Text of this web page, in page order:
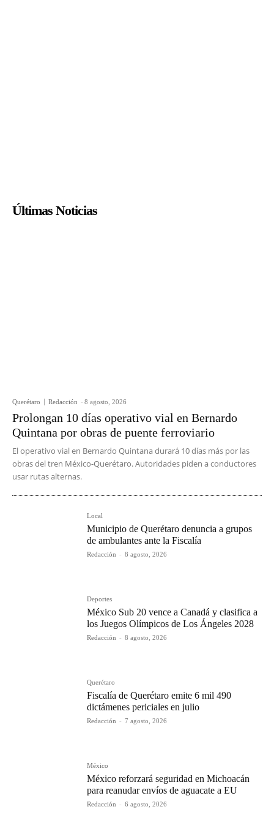
Últimas Noticias
Querétaro Redacción - 8 agosto, 2026
Prolongan 10 días operativo vial en Bernardo
Quintana por obras de puente ferroviario
El operativo vial en Bernardo Quintana durará 10 días más por las
obras del tren México-Querétaro. Autoridades piden a conductores
usar rutas alternas.
Local
Municipio de Querétaro denuncia a grupos
de ambulantes ante la Fiscalía
Redacción - 8 agosto, 2026
Deportes
México Sub 20 vence a Canadá y clasifica a
los Juegos Olímpicos de Los Ángeles 2028
Redacción - 8 agosto, 2026
Querétaro
Fiscalía de Querétaro emite 6 mil 490
dictámenes periciales en julio
Redacción - 7 agosto, 2026
México
México reforzará seguridad en Michoacán
para reanudar envíos de aguacate a EU
Redacción - 6 agosto, 2026